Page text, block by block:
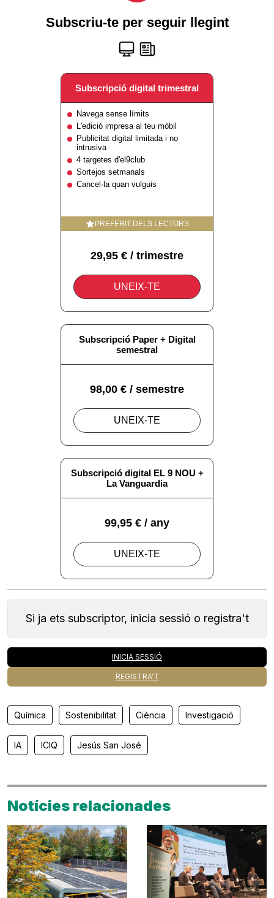
Si ja ets subscriptor, inicia sessió o registra't
INICIA SESSIÓ
REGISTRA'T
Química Sostenibilitat Ciència Investigació
IA ICIQ Jesús San José
Notícies relacionades